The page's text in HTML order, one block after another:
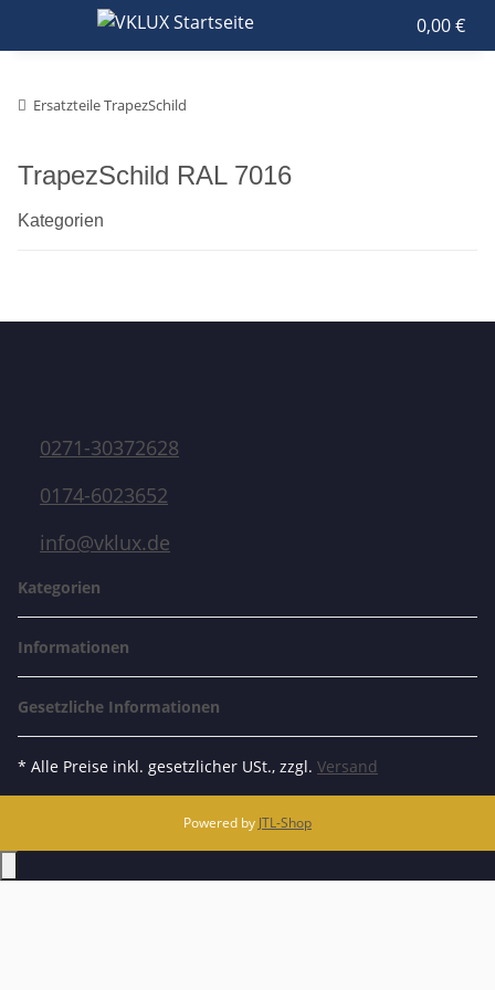
0,00 €
Ersatzteile TrapezSchild
TrapezSchild RAL 7016
Kategorien
0271-30372628
0174-6023652
info@vklux.de
Kategorien
Informationen
Gesetzliche Informationen
* Alle Preise inkl. gesetzlicher USt., zzgl. Versand
Powered by JTL-Shop